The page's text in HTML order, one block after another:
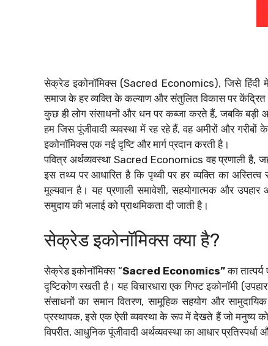
सेक्रेड इकोनॉमिक्स (Sacred Economics), जिसे हिंदी
समाज के हर व्यक्ति के कल्याण और संतुलित विकास पर केंद्रित
कुछ ही लोग संसाधनों और धन पर कब्जा करते हैं, जबकि बड़ी
हम जिस पूंजीवादी व्यवस्था में रह रहे हैं, वह अमीरों और
इकोनॉमिक्स एक नई दृष्टि और मार्ग प्रदान करती है।
पवित्र अर्थव्यवस्था Sacred Economics वह प्रणाली है,
इस तथ्य पर आधारित है कि पृथ्वी पर हर व्यक्ति का
मूल्यवान है। यह प्रणाली समावेशी, सहयोगात्मक और
समुदाय की भलाई को प्राथमिकता दी जाती है।
सेक्रेड इकोनॉमिक्स क्या है?
सेक्रेड इकोनॉमिक्स “Sacred Economics”का
दृष्टिकोण रखती है। यह विचारधारा एक गिफ्ट इकोनॉमी
संसाधनों का समान वितरण, सामूहिक सहयोग और
प्रस्थापक, इसे एक ऐसी व्यवस्था के रूप में देखते हैं जो मनुष्य
विपरीत, आधुनिक पूंजीवादी अर्थव्यवस्था का आधार प्रतिस्पर्धा